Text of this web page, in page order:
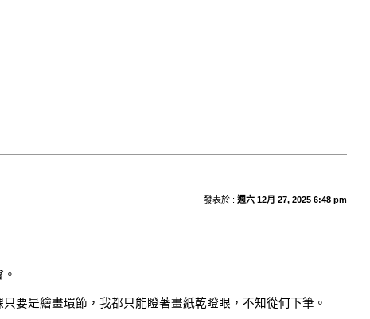
發表於 : 週六 12月 27, 2025 6:48 pm
要是繪畫環節，我都只能瞪著畫紙乾瞪眼，不知從何下筆。